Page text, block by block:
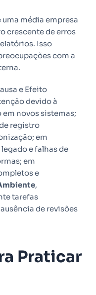
média empresa
crescente de erros
Isso
com a
e Efeito
devido à
novos sistemas;
registro
em
e falhas de
em
e
,
tarefas
ausência de revisões
Praticar